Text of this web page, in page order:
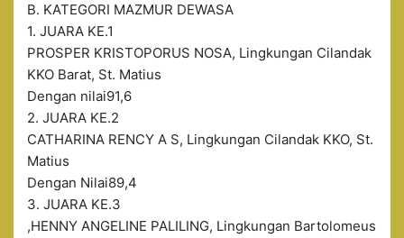
B. KATEGORI MAZMUR DEWASA
1. JUARA KE.1
PROSPER KRISTOPORUS NOSA, Lingkungan Cilandak
KKO Barat, St. Matius
Dengan nilai91,6
2. JUARA KE.2
CATHARINA RENCY A S, Lingkungan Cilandak KKO, St.
Matius
Dengan Nilai89,4
3. JUARA KE.3
,HENNY ANGELINE PALILING, Lingkungan Bartolomeus